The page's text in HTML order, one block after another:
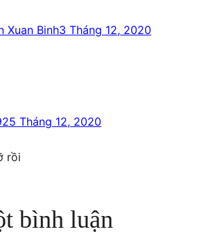
Xuan Binh3 Tháng 12, 2020
25 Tháng 12, 2020
rồi
bình luận